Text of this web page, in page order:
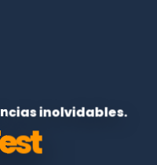
inolvidables.